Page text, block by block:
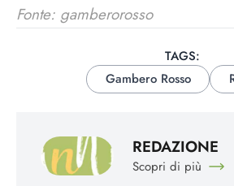
Fonte: gamberorosso
TAGS:
Gambero Rosso
REDAZIONE
Scopri di più